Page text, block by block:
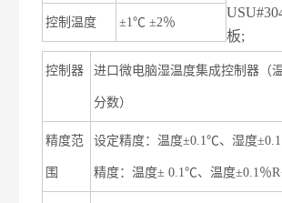
控制温度 ±1℃ ±2％
控制器 进口微电脑湿温度集成控制器（
分数）
精度范
围
设定精度：温度±0.1℃、湿度±0.1
精度：温度± 0.1℃、温度±0.1％
板;